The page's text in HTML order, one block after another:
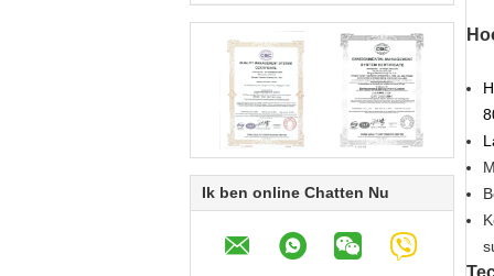
Ik ben online Chatten Nu